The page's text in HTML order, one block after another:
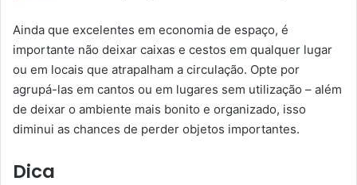
Ainda que excelentes em economia de espaço, é
importante não deixar caixas e cestos em qualquer lugar
ou em locais que atrapalham a circulação. Opte por
agrupá-las em cantos ou em lugares sem utilização – além
de deixar o ambiente mais bonito e organizado, isso
diminui as chances de perder objetos importantes.
Dica